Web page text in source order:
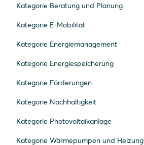
Kategorie Beratung und Planung
Kategorie E-Mobilität
Kategorie Energiemanagement
Kategorie Energiespeicherung
Kategorie Förderungen
Kategorie Nachhaltigkeit
Kategorie Photovoltaikanlage
Kategorie Wärmepumpen und Heizung